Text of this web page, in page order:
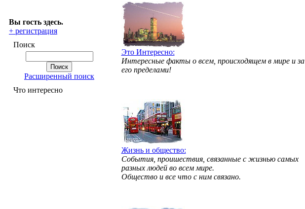
Вы гость здесь.
+ регистрация
Поиск
Расширенный поиск
Что интересно
Это Интересно:
Интересные факты о всем, происходящем в мире и за
его пределами!
Жизнь и общество:
События, проишествия, связанные с жизнью самых
разных людей во всем мире.
Общество и все что с ним связано.